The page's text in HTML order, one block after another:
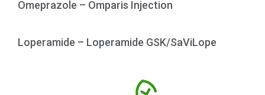
Omeprazole – Omparis Injection
Loperamide – Loperamide GSK/SaViLope